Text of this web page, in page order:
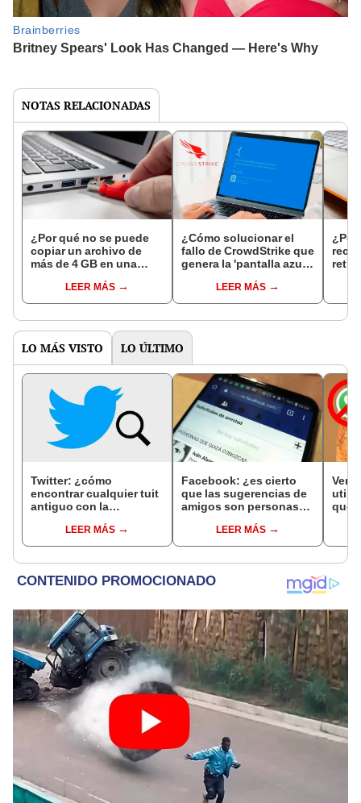
NOTAS RELACIONADAS
¿Por qué no se puede
copiar un archivo de
más de 4 GB en una
la razónLEER MÁS
¿Cómo solucionar el
fallo de CrowdStrike que
genera la 'pantalla azul
enseñamos
LEER MÁS
¿Por
LO MÁS VISTO LO ÚLTIMO
Twitter: ¿cómo
encontrar cualquier tuit
antiguo con la
LEER MÁS
Facebook: ¿es cierto
que las sugerencias de
amigos son personas
LEER MÁS
qué